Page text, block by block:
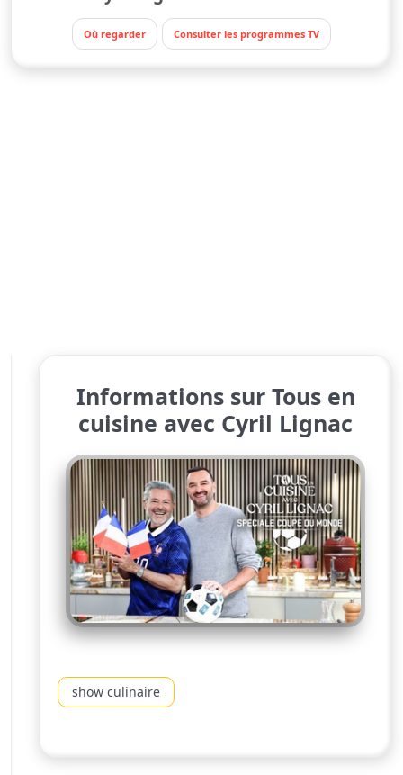
Où regarder Consulter les programmes TV
Informations sur Tous en
cuisine avec Cyril Lignac
show culinaire